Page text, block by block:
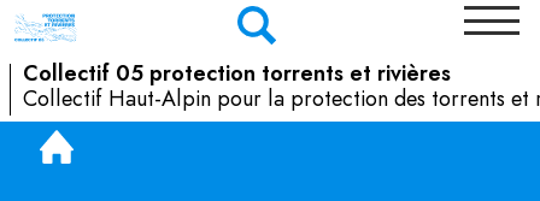
Collectif 05 protection torrents et rivières
Collectif Haut-Alpin pour la protection des torrents et